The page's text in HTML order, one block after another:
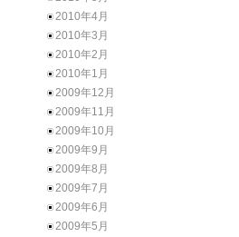
2010年4月
2010年3月
2010年2月
2010年1月
2009年12月
2009年11月
2009年10月
2009年9月
2009年8月
2009年7月
2009年6月
2009年5月